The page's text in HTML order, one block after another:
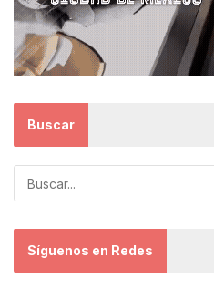
Buscar
Síguenos en Redes